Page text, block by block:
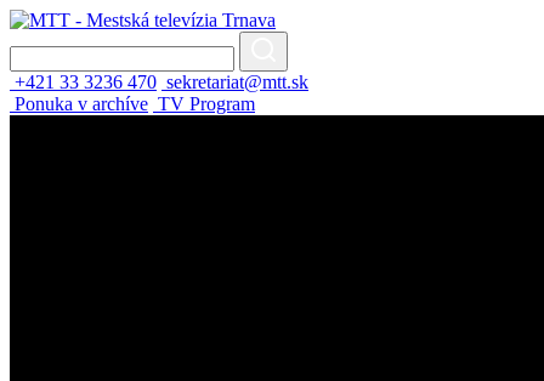
+421 33 3236 470 sekretariat@mtt.sk
Ponuka v archíve TV Program